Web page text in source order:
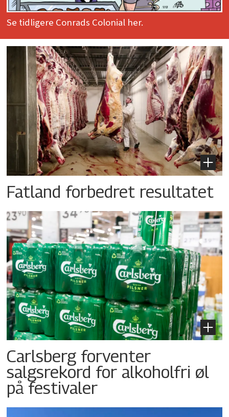
Se tidligere Conrads Colonial her.
Fatland forbedret resultatet
Carlsberg forventer
salgsrekord for alkoholfri øl
på festivaler